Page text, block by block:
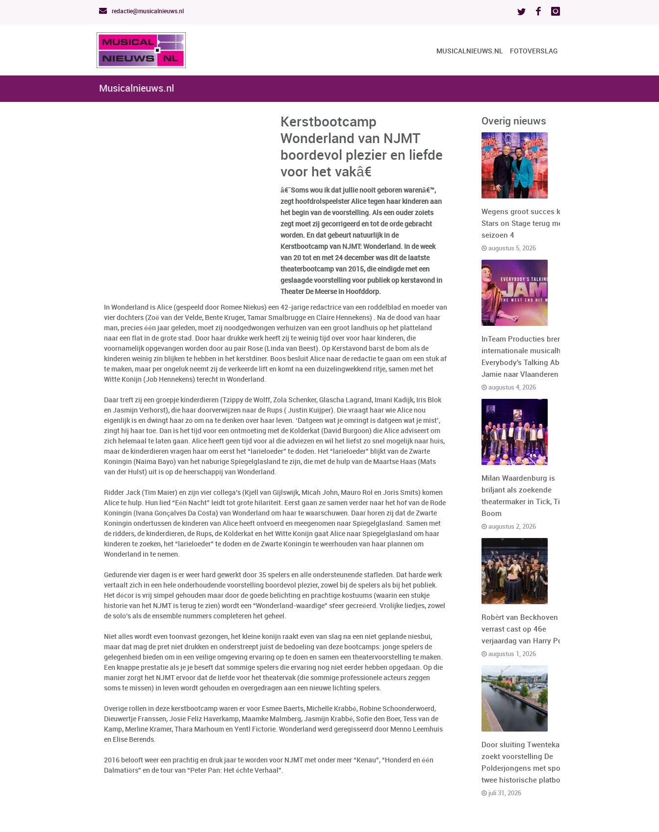
redactie@musicalnieuws.nl
MUSICALNIEUWS.NL FOTOVERSLAG
Musicalnieuws.nl
Kerstbootcamp
Wonderland van NJMT
boordevol plezier en liefde
voor het vakâ€
â€˜Soms wou ik dat jullie nooit geboren warenâ€™,
zegt hoofdrolspeelster Alice tegen haar kinderen aan
het begin van de voorstelling. Als een ouder zoiets
zegt moet zij gecorrigeerd en tot de orde gebracht
worden. En dat gebeurt natuurlijk in de
Kerstbootcamp van NJMT: Wonderland. In de week
van 20 tot en met 24 december was dit de laatste
theaterbootcamp van 2015, die eindigde met een
geslaagde voorstelling voor publiek op kerstavond in
Theater De Meerse in Hoofddorp.
In Wonderland is Alice (gespeeld door Romee Niekus) een 42-jarige redactrice van een roddelblad en moeder van
vier dochters (Zoë van der Velde, Bente Kruger, Tamar Smalbrugge en Claire Hennekens) . Na de dood van haar
man, precies één jaar geleden, moet zij noodgedwongen verhuizen van een groot landhuis op het platteland
naar een flat in de grote stad. Door haar drukke werk heeft zij te weinig tijd over voor haar kinderen, die
voornamelijk opgevangen worden door au pair Rose (Linda van Beest). Op Kerstavond barst de bom als de
kinderen weinig zin blijken te hebben in het kerstdiner. Boos besluit Alice naar de redactie te gaan om een stuk af
te maken, maar per ongeluk neemt zij de verkeerde lift en komt na een duizelingwekkend ritje, samen met het
Witte Konijn (Job Hennekens) terecht in Wonderland.
Daar treft zij een groepje kinderdieren (Tzippy de Wolff, Zola Schenker, Glascha Lagrand, Imani Kadijk, Iris Blok
en Jasmijn Verhorst), die haar doorverwijzen naar de Rups ( Justin Kuijper). Die vraagt haar wie Alice nou
eigenlijk is en dwingt haar zo om na te denken over haar leven. ‘Datgeen wat je omringt is datgeen wat je mist’,
zingt hij haar toe. Dan is het tijd voor een ontmoeting met de Kolderkat (David Burgoon) die Alice adviseert om
zich helemaal te laten gaan. Alice heeft geen tijd voor al die adviezen en wil het liefst zo snel mogelijk naar huis,
maar de kinderdieren vragen haar om eerst het “larieloeder” te doden. Het “larieloeder” blijkt van de Zwarte
Koningin (Naima Bayo) van het naburige Spiegelglasland te zijn, die met de hulp van de Maartse Haas (Mats
van der Hulst) uit is op de heerschappij van Wonderland.
Ridder Jack (Tim Maier) en zijn vier collega’s (Kjell van Gijlswijk, Micah John, Mauro Rol en Joris Smits) komen
Alice te hulp. Hun lied “Eén Nacht” leidt tot grote hilariteit. Eerst gaan ze samen verder naar het hof van de Rode
Koningin (Ivana Gonçalves Da Costa) van Wonderland om haar te waarschuwen. Daar horen zij dat de Zwarte
Koningin ondertussen de kinderen van Alice heeft ontvoerd en meegenomen naar Spiegelglasland. Samen met
de ridders, de kinderdieren, de Rups, de Kolderkat en het Witte Konijn gaat Alice naar Spiegelglasland om haar
kinderen te zoeken, het “larieloeder” te doden en de Zwarte Koningin te weerhouden van haar plannen om
Wonderland in te nemen.
Gedurende vier dagen is er weer hard gewerkt door 35 spelers en alle ondersteunende stafleden. Dat harde werk
vertaalt zich in een hele onderhoudende voorstelling boordevol plezier, zowel bij de spelers als bij het publiek.
Het décor is vrij simpel gehouden maar door de goede belichting en prachtige kostuums (waarin een stukje
historie van het NJMT is terug te zien) wordt een “Wonderland-waardige” sfeer gecreëerd. Vrolijke liedjes, zowel
de solo’s als de ensemble nummers completeren het geheel.
Niet alles wordt even toonvast gezongen, het kleine konijn raakt even van slag na een niet geplande niesbui,
maar dat mag de pret niet drukken en onderstreept juist de bedoeling van deze bootcamps: jonge spelers de
gelegenheid bieden om in een veilige omgeving ervaring op te doen en samen een theatervoorstelling te maken.
Een knappe prestatie als je je beseft dat sommige spelers die ervaring nog niet eerder hebben opgedaan. Op die
manier zorgt het NJMT ervoor dat de liefde voor het theatervak (die sommige professionele acteurs zeggen
soms te missen) in leven wordt gehouden en overgedragen aan een nieuwe lichting spelers.
Overige rollen in deze kerstbootcamp waren er voor Esmee Baerts, Michelle Krabbé, Robine Schoonderwoerd,
Dieuwertje Franssen, Josie Feliz Haverkamp, Maamke Malmberg, Jasmijn Krabbé, Sofie den Boer, Tess van de
Kamp, Merline Kramer, Thara Marhoum en Yentl Fictorie. Wonderland werd geregisseerd door Menno Leemhuis
en Elise Berends.
2016 belooft weer een prachtig en druk jaar te worden voor NJMT met onder meer “Kenau”, “Honderd en één
Dalmatiërs” en de tour van “Peter Pan: Het échte Verhaal”.
Overig nieuws
Wegens groot succes keert
Stars on Stage terug met
seizoen 4
augustus 5, 2026
InTeam Producties brengt de
internationale musicalhit
Everybody's Talking About
Jamie naar Vlaanderen
augustus 4, 2026
Milan Waardenburg is
briljant als zoekende
theatermaker in Tick, Tick,
Boom
augustus 2, 2026
Robèrt van Beckhoven
verrast cast op 46e
verjaardag van Harry Potter
augustus 1, 2026
Door sluiting Twentekanaal
zoekt voorstelling De
Polderjongens met spoed
twee historische platbodems
juli 31, 2026